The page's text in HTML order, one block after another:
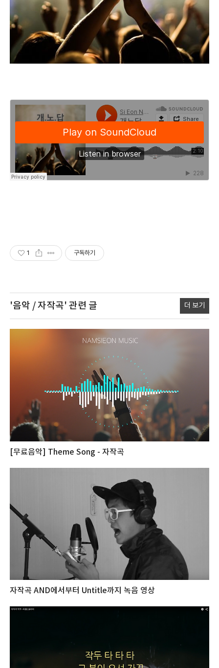
1 구독하기
'음악 / 자작곡' 관련 글 더 보기
[무료음악] Theme Song - 자작곡
자작곡 AND에서부터 Untitle까지 녹음 영상